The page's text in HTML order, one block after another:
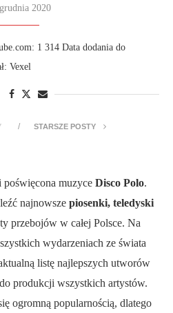
2020
1 314 Data dodania do
Vexel
STARSZE POSTY
poświęcona muzyce Disco Polo.
najnowsze piosenki, teledyski
przebojów w całej Polsce. Na
wydarzeniach ze świata
listę najlepszych utworów
produkcji wszystkich artystów.
ogromną popularnością, dlatego